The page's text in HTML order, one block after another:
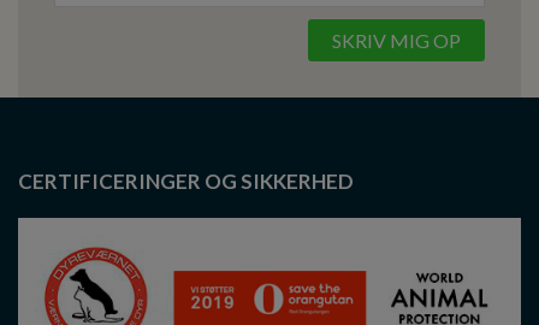
CERTIFICERINGER OG SIKKERHED